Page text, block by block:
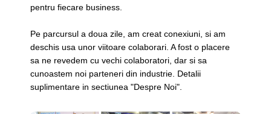
pentru fiecare business.
Pe parcursul a doua zile, am creat conexiuni, si am
deschis usa unor viitoare colaborari. A fost o placere
sa ne revedem cu vechi colaboratori, dar si sa
cunoastem noi parteneri din industrie. Detalii
suplimentare in sectiunea "Despre Noi".